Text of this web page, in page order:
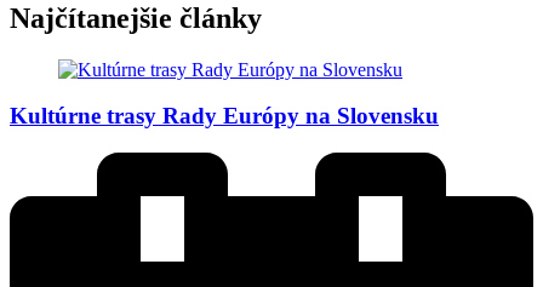
Najčítanejšie články
Kultúrne trasy Rady Európy na Slovensku